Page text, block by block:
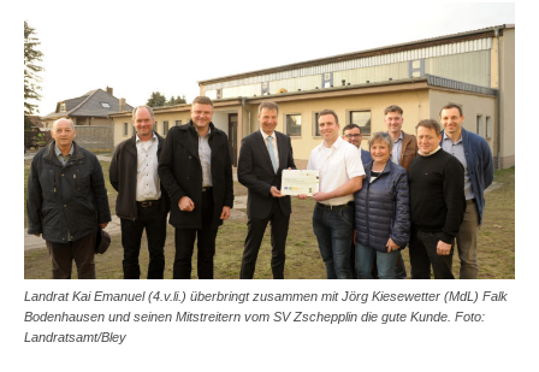
Landrat Kai Emanuel (4.v.li.) überbringt zusammen mit Jörg Kiesewetter (MdL) Falk
Bodenhausen und seinen Mitstreitern vom SV Zschepplin die gute Kunde. Foto:
Landratsamt/Bley